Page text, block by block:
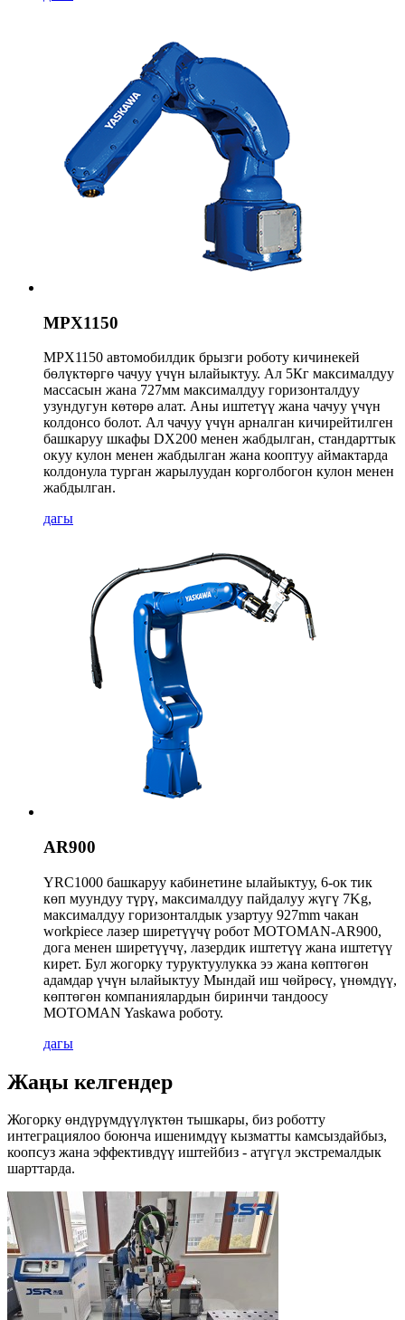
MPX1150
MPX1150 автомобилдик брызги роботу кичинекей
бөлүктөргө чачуу үчүн ылайыктуу. Ал 5Кг максималдуу
массасын жана 727мм максималдуу горизонталдуу
узундугун көтөрө алат. Аны иштетүү жана чачуу үчүн
колдонсо болот. Ал чачуу үчүн арналган кичирейтилген
башкаруу шкафы DX200 менен жабдылган, стандарттык
окуу кулон менен жабдылган жана кооптуу аймактарда
колдонула турган жарылуудан корголбогон кулон менен
жабдылган.
дагы
AR900
YRC1000 башкаруу кабинетине ылайыктуу, 6-ок тик
көп муундуу түрү, максималдуу пайдалуу жүгү 7Kg,
максималдуу горизонталдык узартуу 927mm чакан
workpiece лазер ширетүүчү робот MOTOMAN-AR900,
дога менен ширетүүчү, лазердик иштетүү жана иштетүү
кирет. Бул жогорку туруктуулукка ээ жана көптөгөн
адамдар үчүн ылайыктуу Мындай иш чөйрөсү, үнөмдүү,
көптөгөн компаниялардын биринчи тандоосу
MOTOMAN Yaskawa роботу.
дагы
Жаңы келгендер
Жогорку өндүрүмдүүлүктөн тышкары, биз роботту
интеграциялоо боюнча ишенимдүү кызматты камсыздайбыз,
коопсуз жана эффективдүү иштейбиз - атүгүл экстремалдык
шарттарда.